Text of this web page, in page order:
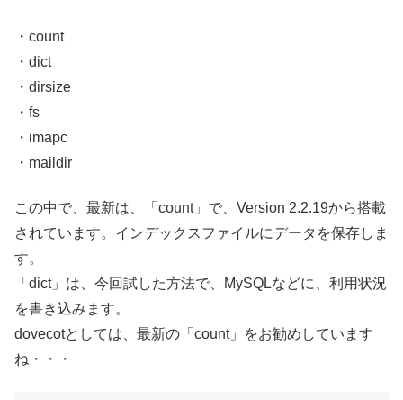
・count
・dict
・dirsize
・fs
・imapc
・maildir
この中で、最新は、「count」で、Version 2.2.19から搭載
されています。インデックスファイルにデータを保存しま
す。
「dict」は、今回試した方法で、MySQLなどに、利用状況
を書き込みます。
dovecotとしては、最新の「count」をお勧めしています
ね・・・